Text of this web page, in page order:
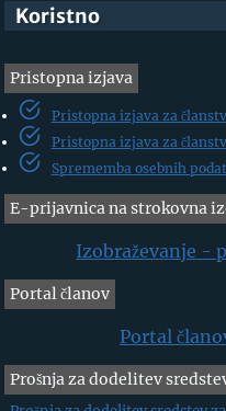
Koristno
Pristopna izjava
Pristopna izjava za
Pristopna izjava za
Sprememba osebnih
E-prijavnica na strokovna
Izobraževanje -
Portal članov
Portal
Prošnja za dodelitev